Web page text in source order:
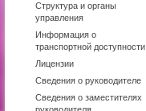
Структура и органы
управления
Информация о
транспортной доступности
Лицензии
Сведения о руководителе
Сведения о заместителях